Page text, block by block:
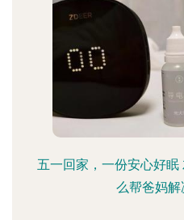
五一回家，一份安心好
么帮爸妈解